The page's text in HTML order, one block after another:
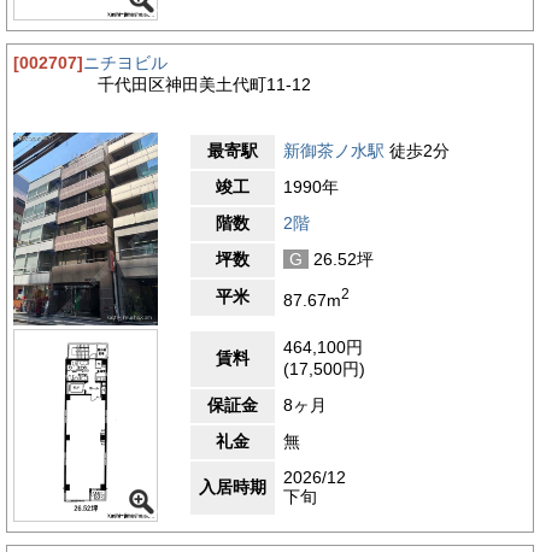
[002707]ニチヨビル
千代田区神田美土代町11-12
最寄駅 新御茶ノ水駅 徒歩2分
竣工
1990年
階数
2階
坪数
G
26.52坪
平米
87.67m2
賃料
464,100円
(17,500円)
保証金
8ヶ月
礼金
無
入居時期
2026/12
下旬